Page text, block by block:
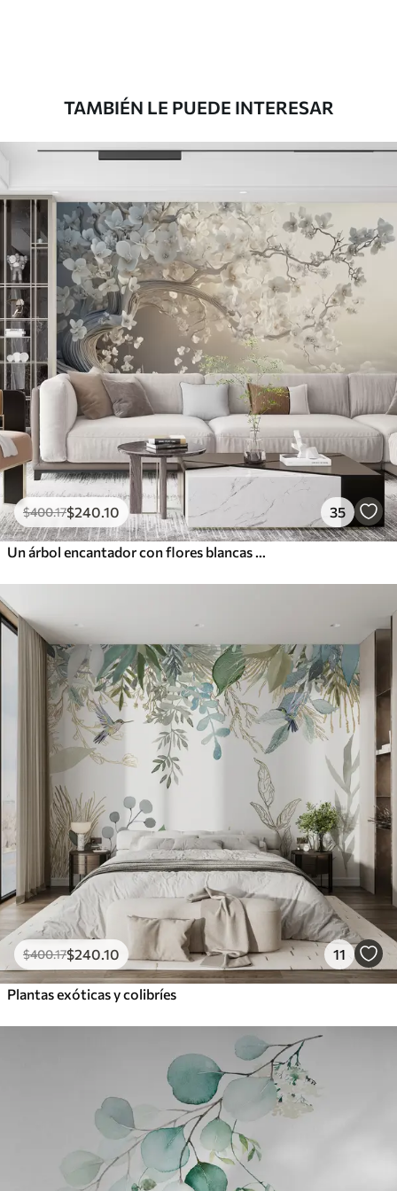
Vinilo Premium
1266.67$760.00/m²
Peel and Stick
1533.33$ 920.00/m²
TAMBIÉN LE PUEDE INTERESAR
$400.17$240 .10 35
$400.17$240 .10 11
Plantas exóticas y colibríes